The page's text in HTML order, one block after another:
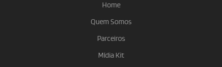
Home
Quem Somos
Parceiros
Mídia Kit